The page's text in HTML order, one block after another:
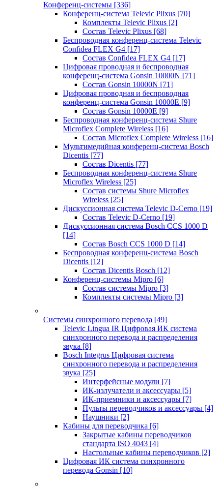
Конференц-системы [336]
Конференц-система Televic Plixus [70]
Комплекты Televic Plixus [2]
Состав Televic Plixus [68]
Беспроводная конференц-система Televic
Confidea FLEX G4 [17]
Состав Confidea FLEX G4 [17]
Цифровая проводная и беспроводная
конференц-система Gonsin 10000N [71]
Состав Gonsin 10000N [71]
Цифровая проводная и беспроводная
конференц-система Gonsin 10000E [9]
Состав Gonsin 10000E [9]
Беспроводная конференц-система Shure
Microflex Complete Wireless [16]
Состав Microflex Complete Wireless [16]
Мультимедийная конференц-система Bosch
Dicentis [77]
Состав Dicentis [77]
Беспроводная конференц-система Shure
Microflex Wireless [25]
Состав системы Shure Microflex
Wireless [25]
Дискуссионная система Televic D-Cerno [19]
Состав Televic D-Cerno [19]
Дискуссионная система Bosch CCS 1000 D
[14]
Состав Bosch CCS 1000 D [14]
Беспроводная конференц-система Bosch
Dicentis [12]
Состав Dicentis Bosch [12]
Конференц-системы Mipro [6]
Состав системы Mipro [3]
Комплекты системы Mipro [3]
Системы синхронного перевода [49]
Televic Lingua IR Цифровая ИК система
синхронного перевода и распределения
звука [8]
Bosch Integrus Цифровая система
синхронного перевода и распределения
звука [25]
Интерфейсные модули [7]
ИК-излучатели и аксессуары [5]
ИК-приемники и аксессуары [7]
Пульты переводчиков и аксессуары [4]
Наушники [2]
Кабины для переводчика [6]
Закрытые кабины переводчиков
стандарта ISO 4043 [4]
Настольные кабины переводчиков [2]
Цифровая ИК система синхронного
перевода Gonsin [10]